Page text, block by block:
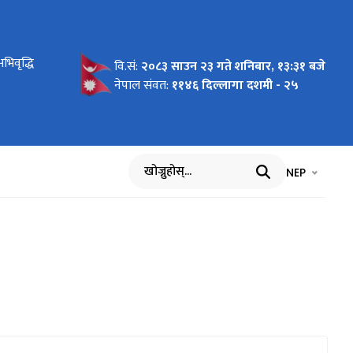
वि.सं: २०८३ साउन २३ गते शनिबार, १३:३१ बजे
नेपाल संवत: ११४६ दिल्लागा दशमी - २५
खोज्नुहोस् भाषा चयन
NEP